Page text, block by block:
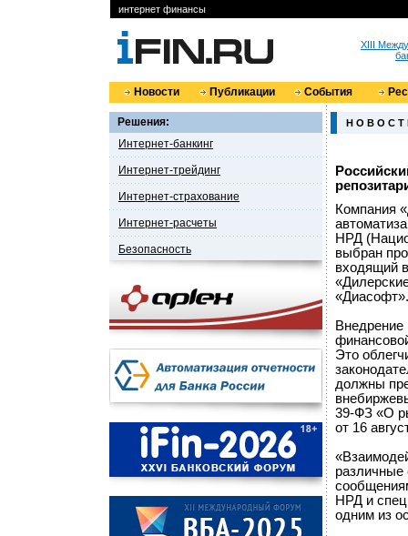
интернет финансы
XIII
Новости Публикации События
Решения:
Интернет-банкинг
Интернет-трейдинг
Интернет-страхование
Интернет-расчеты
Безопасность
Н О В О С Т
Компания
НРД
выбран
входящий
«Диасофт».
Внедрение
Это
должны
39-ФЗ «О
от 16
различные
НРД и
одним из